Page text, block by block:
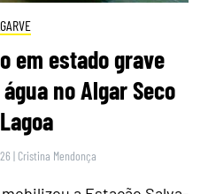
em estado grave
no Algar Seco
| Cristina Mendonça